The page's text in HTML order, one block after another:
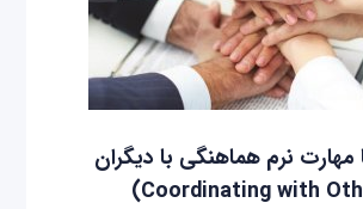
مهارت نرم هماهنگی با دیگران